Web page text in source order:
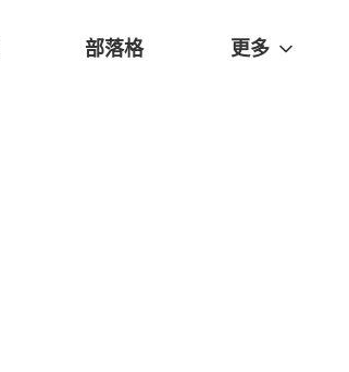
部落格 更多